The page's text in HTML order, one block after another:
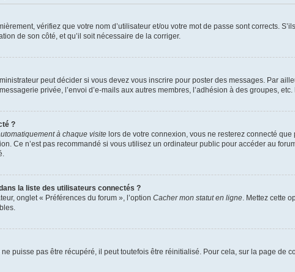
vérifiez que votre nom d’utilisateur et/ou votre mot de passe sont corrects.
de son côté, et qu’il soit nécessaire de la corriger.
peut décider si vous devez vous inscrire pour poster des messages. Par
privée, l’envoi d’e-mails aux autres membres, l’adhésion à des groupes,
?
à chaque visite lors de votre connexion, vous ne resterez connecté
Ce n’est pas recommandé si vous utilisez un ordinateur public pour accéder au
la liste des utilisateurs connectés ?
onglet « Préférences du forum », l’option Cacher mon statut en ligne. Mettez cette
puisse pas être récupéré, il peut toutefois être réinitialisé. Pour cela, sur la page de